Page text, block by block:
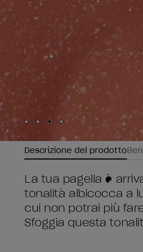
Skip to slide
Skip to slide 2
Skip to slide
Skip to slide
Descrizione del prodotto
La tua pagella è
tonalità albicocca a
cui non potrai più
Sfoggia questa